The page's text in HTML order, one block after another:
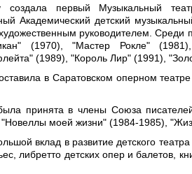
первый Музыкальный
Академический детский
руководителем. Среди
(1970), "Мастер Рокле"
(1989), "Король Лир" (1991),
в Саратовском оперном
принята в члены Союза
моей жизни" (1984‑1985),
вклад в развитие детского
либретто детских опер и балетов,